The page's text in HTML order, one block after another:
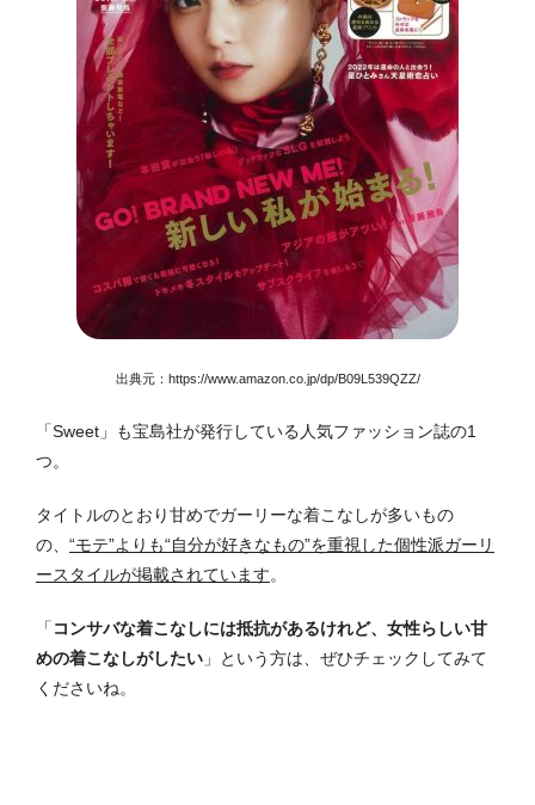
出典元： https://www.amazon.co.jp/dp/B09L539QZZ/
「Sweet」も宝島社が発行している人気ファッション誌の1
つ。
タイトルのとおり甘めでガーリーな着こなしが多いもの
の、 “モテ”よりも“自分が好きなもの”を重視した個性派ガーリ
ースタイルが掲載されています。
「 コンサバな着こなしには抵抗があるけれど、女性らしい甘
めの着こなしがしたい 」という方は、ぜひチェックしてみて
くださいね。